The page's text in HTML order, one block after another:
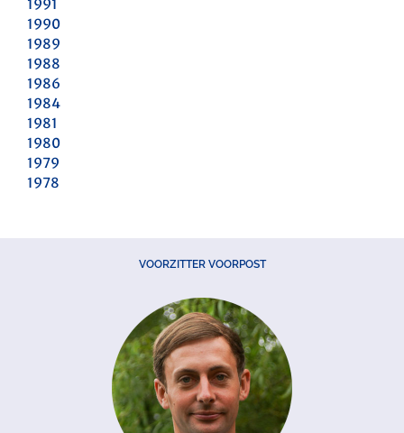
1991
1990
1989
1988
1986
1984
1981
1980
1979
1978
VOORZITTER VOORPOST